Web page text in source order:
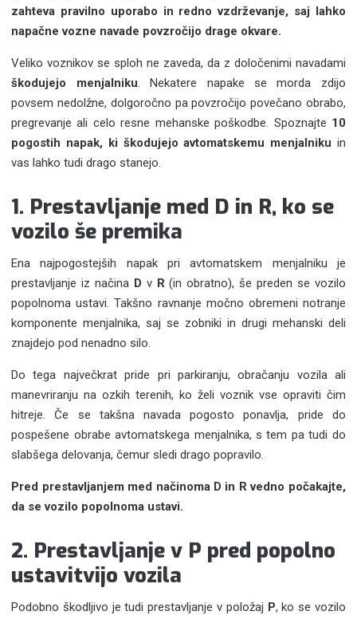
zahteva pravilno uporabo in redno vzdrževanje, saj lahko
napačne vozne navade povzročijo drage okvare.
Veliko voznikov se sploh ne zaveda, da z določenimi navadami
škodujejo menjalniku. Nekatere napake se morda zdijo
povsem nedolžne, dolgoročno pa povzročijo povečano obrabo,
pregrevanje ali celo resne mehanske poškodbe. Spoznajte 10
pogostih napak, ki škodujejo avtomatskemu menjalniku in
vas lahko tudi drago stanejo.
1. Prestavljanje med D in R, ko se
vozilo še premika
Ena najpogostejših napak pri avtomatskem menjalniku je
prestavljanje iz načina D v R(in obratno), še preden se vozilo
popolnoma ustavi. Takšno ravnanje močno obremeni notranje
komponente menjalnika, saj se zobniki in drugi mehanski deli
znajdejo pod nenadno silo.
Do tega največkrat pride pri parkiranju, obračanju vozila ali
manevriranju na ozkih terenih, ko želi voznik vse opraviti čim
hitreje. Če se takšna navada pogosto ponavlja, pride do
pospešene obrabe avtomatskega menjalnika, s tem pa tudi do
slabšega delovanja, čemur sledi drago popravilo.
Pred prestavljanjem med načinoma D in R vedno počakajte,
da se vozilo popolnoma ustavi.
2. Prestavljanje v P pred popolno
ustavitvijo vozila
Podobno škodljivo je tudi prestavljanje v položaj P, ko se vozilo